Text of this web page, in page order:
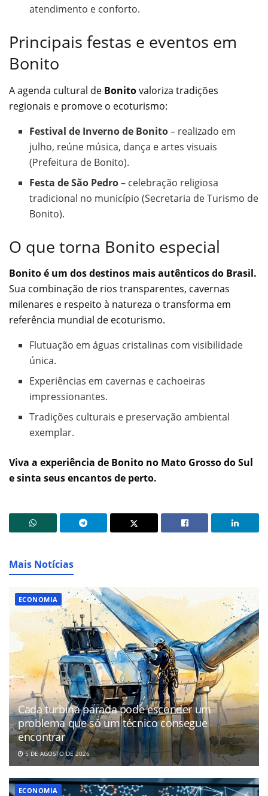
atendimento e conforto.
Principais festas e eventos em
Bonito
A agenda cultural de Bonitovaloriza tradições
regionais e promove o ecoturismo:
Festival de Inverno de Bonito– realizado em
julho, reúne música, dança e artes visuais
(Prefeitura de Bonito).
Festa de São Pedro– celebração religiosa
tradicional no município (Secretaria de Turismo de
Bonito).
O que torna Bonito especial
Bonito é um dos destinos mais autênticos do Brasil.
Sua combinação de rios transparentes, cavernas
milenares e respeito à natureza o transforma em
referência mundial de ecoturismo.
Flutuação em águas cristalinas com visibilidade
única.
Experiências em cavernas e cachoeiras
impressionantes.
Tradições culturais e preservação ambiental
exemplar.
Viva a experiência de Bonito no Mato Grosso do Sul
e sinta seus encantos de perto.
Mais Notícias
ECONOMIA
Cada turbina parada pode esconder um
problema que só um técnico consegue
encontrar
5 DE AGOSTO DE 2026
ECONOMIA